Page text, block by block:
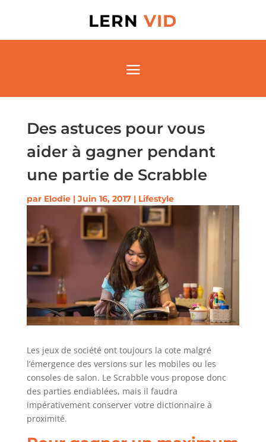
LERNVID
Des astuces pour vous
aider à gagner pendant
une partie de Scrabble
par Elodie| Juin 16, 2017| Lifestyle
Les jeux de société ont toujours la cote malgré
l’émergence des versions sur les mobiles ou les
consoles de salon. Le Scrabble vous propose donc
des parties endiablées, mais il faudra
impérativement conserver votre dictionnaire à
proximité.